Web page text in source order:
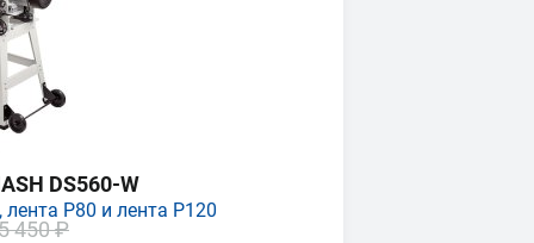
DS560-W
P80 и лента P120
450 ₽